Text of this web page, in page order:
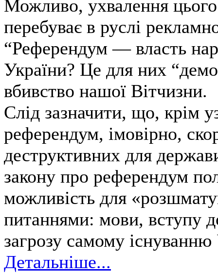
Можливо, ухвалення
перебуває в руслі
“Референдум — власть
України? Це для них
вбивство нашої Вітчизни.
Слід зазначити, що, крім
референдум, імовірно,
деструктивних для
закону про референдум
можливість для
питаннями: мови, вступу
загрозу самому існуванню
Детальніше...